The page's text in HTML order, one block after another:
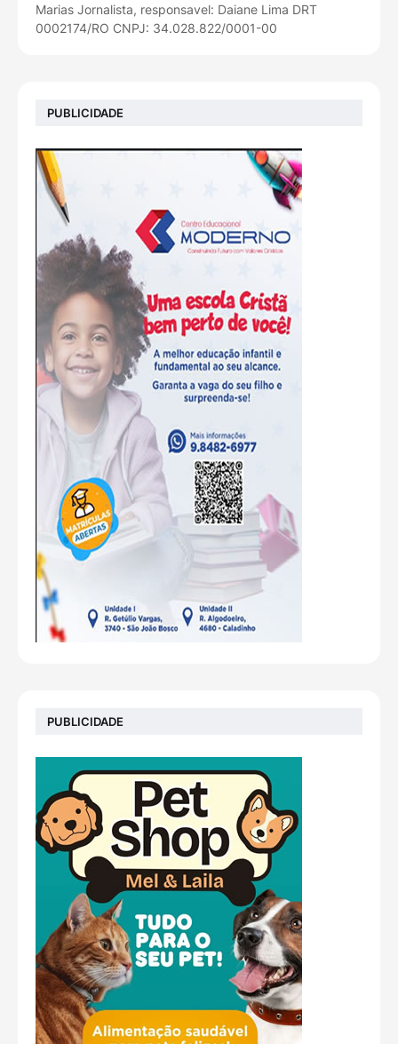
Marias Jornalista, responsavel: Daiane Lima DRT
0002174/RO CNPJ: 34.028.822/0001-00
PUBLICIDADE
PUBLICIDADE